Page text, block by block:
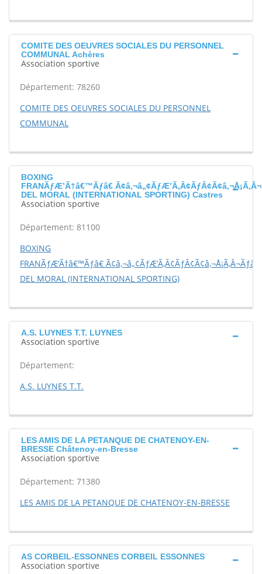
COMITE DES OEUVRES SOCIALES DU PERSONNEL
COMMUNAL Achères
Association sportive
Département: 78260
COMITE DES OEUVRES SOCIALES DU PERSONNEL
COMMUNAL
BOXING
FRANÃƒÆ’Ã†â€™Ãƒâ€
DEL MORAL (INTERNATIONAL SPORTING) Castres
Association sportive
Département: 81100
BOXING
FRANÃƒÆ’Ã†â€™Ãƒâ€
DEL MORAL (INTERNATIONAL SPORTING)
A.S. LUYNES T.T. LUYNES
Association sportive
Département:
A.S. LUYNES T.T.
LES AMIS DE LA PETANQUE DE CHATENOY-EN-
BRESSE Châtenoy-en-Bresse
Association sportive
Département: 71380
LES AMIS DE LA PETANQUE DE CHATENOY-EN-BRESSE
AS CORBEIL-ESSONNES CORBEIL ESSONNES
Association sportive